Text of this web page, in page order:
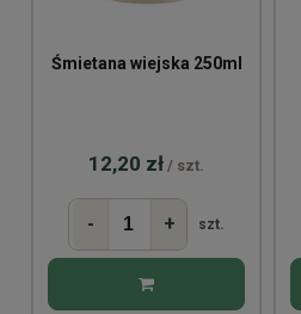
Śmietana wiejska 250ml
12,20 zł / szt.
- + szt.